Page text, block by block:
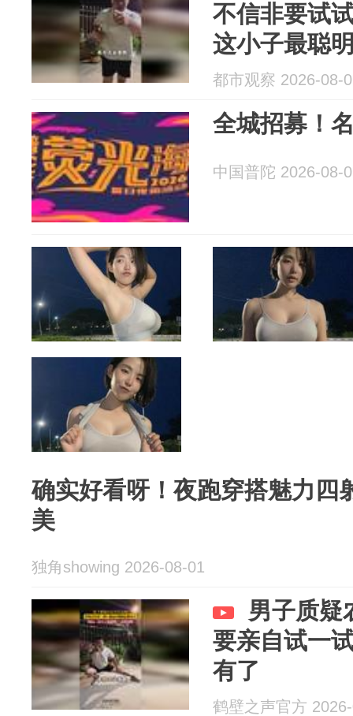
不信非要试
这小子最聪
都市观察 2026-08-
全城招募！
中国普陀 2026-08-
确实好看呀！夜跑穿搭魅力四
美
独角showing 2026-08-01
男子质疑
要亲自试一
有了
鹤壁之声官方